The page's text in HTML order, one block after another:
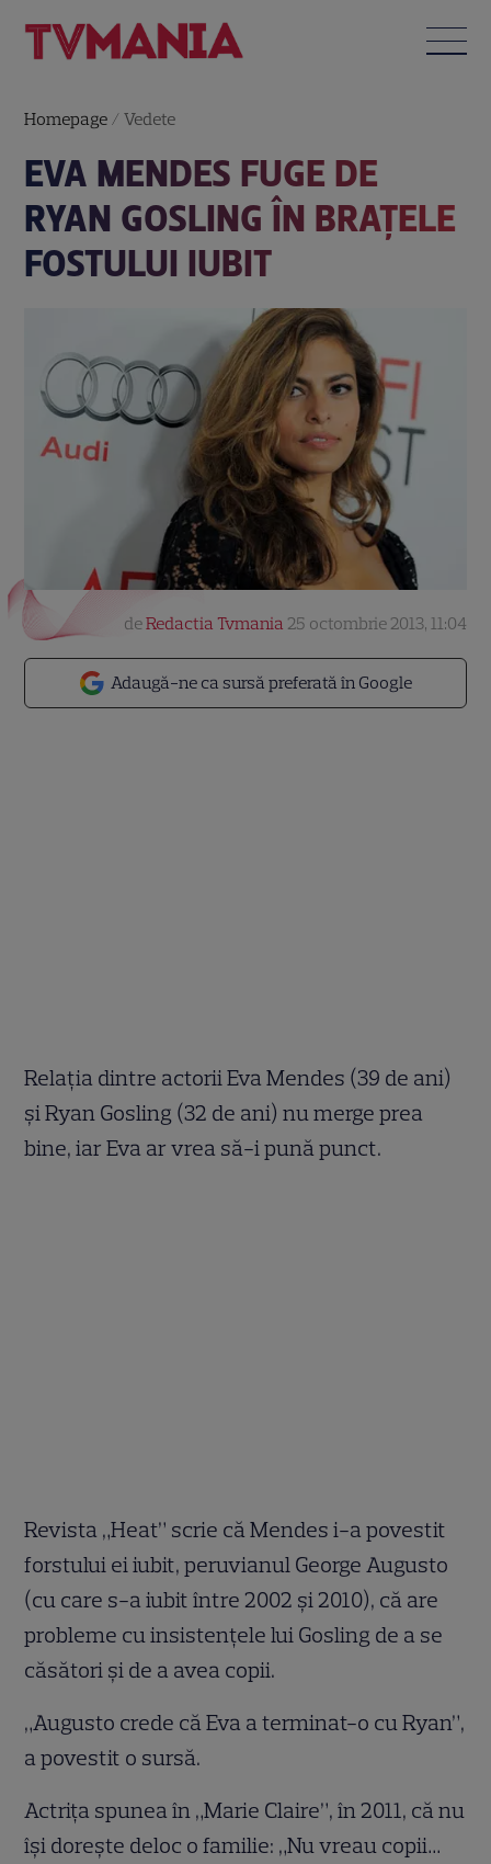
Homepage /Vedete
EVA MENDES FUGE DE
RYAN GOSLING ÎN BRAŢELE
FOSTULUI IUBIT
Adaugă-ne ca sursă preferată în Google
deRedactia Tvmania 25 octombrie 2013, 11:04
Relaţia dintre actorii Eva Mendes (39 de ani)
şi Ryan Gosling (32 de ani) nu merge prea
bine, iar Eva ar vrea să-i pună punct.
Revista „Heat” scrie că Mendes i-a povestit
forstului ei iubit, peruvianul George Augusto
(cu care s-a iubit între 2002 şi 2010), că are
probleme cu insistenţele lui Gosling de a se
căsători şi de a avea copii.
„Augusto crede că Eva a terminat-o cu Ryan”,
a povestit o sursă.
Actriţa spunea în „Marie Claire”, în 2011, că nu
îşi doreşte deloc o familie: „Nu vreau copii…